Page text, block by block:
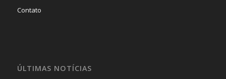
Contato
ÚLTIMAS NOTÍCIAS